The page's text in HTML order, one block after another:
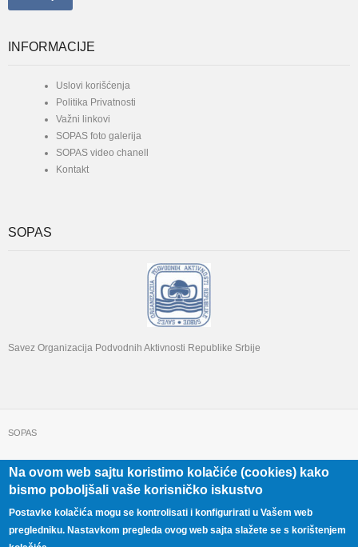
INFORMACIJE
Uslovi korišćenja
Politika Privatnosti
Važni linkovi
SOPAS foto galerija
SOPAS video chanell
Kontakt
SOPAS
Savez Organizacija Podvodnih Aktivnosti Republike Srbije
SOPAS
+381 11 322 22 32 Beograd, Beogradska 71
Na ovom web sajtu koristimo kolačiće (cookies) kako
bismo poboljšali vaše korisničko iskustvo
Postavke kolačića mogu se kontrolisati i konfigurirati u Vašem web
pregledniku. Nastavkom pregleda ovog web sajta slažete se s korištenjem